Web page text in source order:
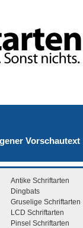
Vorschautext
Antike Schriftarten
Dingbats
Gruselige Schriftarten
LCD Schriftarten
Pinsel Schriftarten